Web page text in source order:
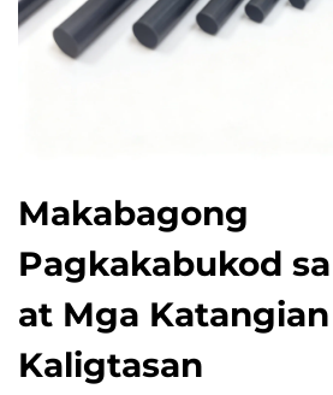
Makabagong
Pagkakabukod
at Mga
Kaligtasan